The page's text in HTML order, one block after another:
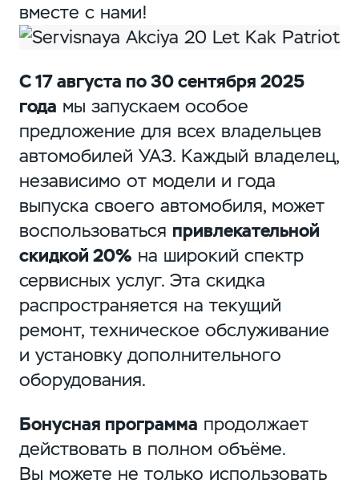
вместе с нами!
С 17 августа по 30 сентября 2025
года мы запускаем особое
предложение для всех владельцев
автомобилей УАЗ. Каждый владелец,
независимо от модели и года
выпуска своего автомобиля, может
воспользоваться привлекательной
скидкой 20% на широкий спектр
сервисных услуг. Эта скидка
распространяется на текущий
ремонт, техническое обслуживание
и установку дополнительного
оборудования.
Бонусная программа продолжает
действовать в полном объёме.
Вы можете не только использовать